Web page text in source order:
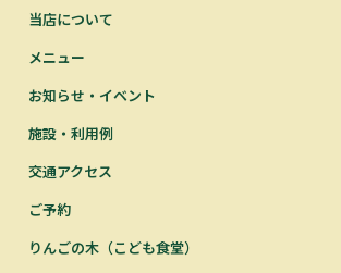
当店について
メニュー
お知らせ・イベント
施設・利用例
交通アクセス
ご予約
りんごの木（こども食堂）